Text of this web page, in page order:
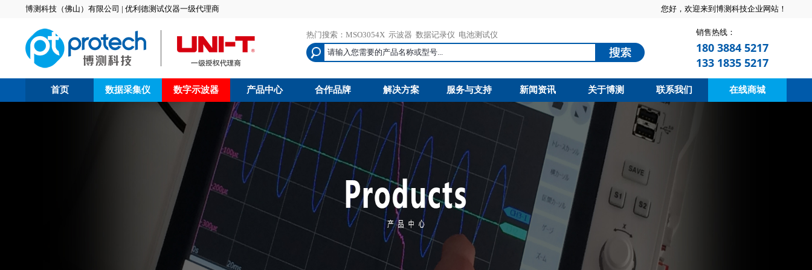
博测科技（佛山）有限公司 | 优利德测试仪器一级代理商 您好，欢迎来到博测科技企业网站！
热门搜索： MSO3054X 示波器 数据记录仪 电池测试仪 销售热线：
180 3884 5217
133 1835 5217
首页 数据采集仪 数字示波器 产品中心 合作品牌 解决方案 服务与支持 新闻资讯 关于博测 联系我们 在线商城